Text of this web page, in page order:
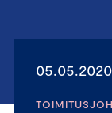
05.05.2020